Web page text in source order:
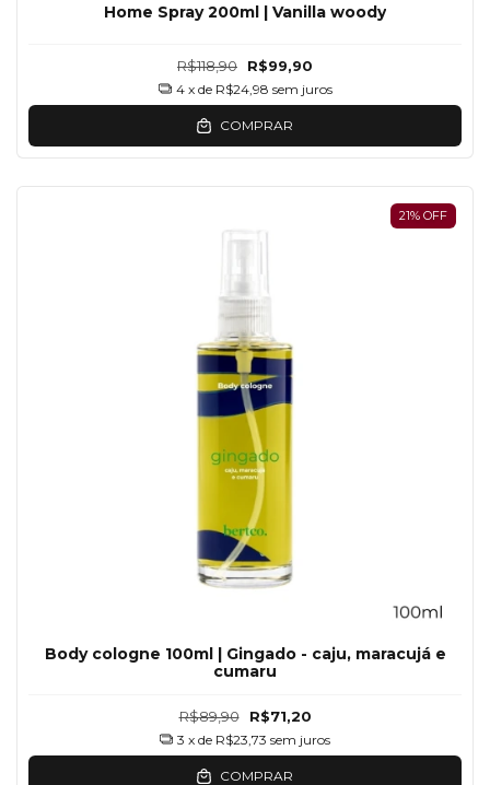
Home Spray 200ml | Vanilla woody
R$118,90 R$99,90
4 x de R$24,98 sem juros
COMPRAR
21% OFF
Body cologne 100ml | Gingado - caju, maracujá e
cumaru
R$89,90 R$71,20
3 x de R$23,73 sem juros
COMPRAR